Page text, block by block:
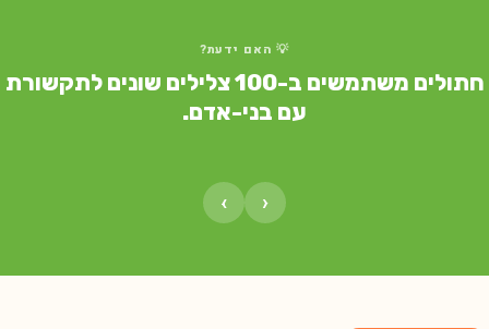
💡 האם ידעת?
חתולים משתמשים ב-100 צלילים שונים לתקשורת
עם בני-אדם.
‹
›